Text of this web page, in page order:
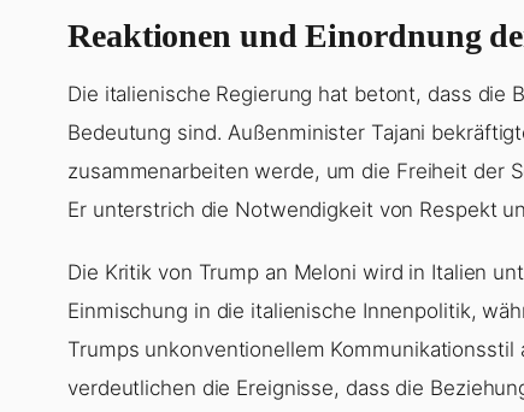
Reaktionen und Einordnung
Die italienische Regierung hat betont, dass die
Bedeutung sind. Außenminister Tajani
zusammenarbeiten werde, um die Freiheit der
Er unterstrich die Notwendigkeit von Respekt
Die Kritik von Trump an Meloni wird in Italien
Einmischung in die italienische Innenpolitik,
Trumps unkonventionellem
verdeutlichen die Ereignisse, dass die